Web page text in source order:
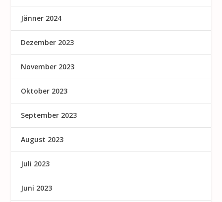
Jänner 2024
Dezember 2023
November 2023
Oktober 2023
September 2023
August 2023
Juli 2023
Juni 2023